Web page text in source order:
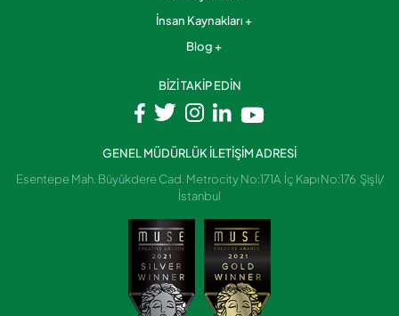
İnsan Kaynakları
Blog
BİZİ TAKİP EDİN
GENEL MÜDÜRLÜK İLETİŞİM ADRESİ
Esentepe Mah. Büyükdere Cad. Metrocity No:171A İç Kapı No:176 Şişli/
İstanbul